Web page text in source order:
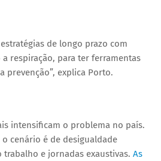
de longo prazo com
respiração, para ter ferramentas
prevenção”, explica Porto.
intensificam o problema no país.
cenário é de desigualdade
trabalho e jornadas exaustivas. As